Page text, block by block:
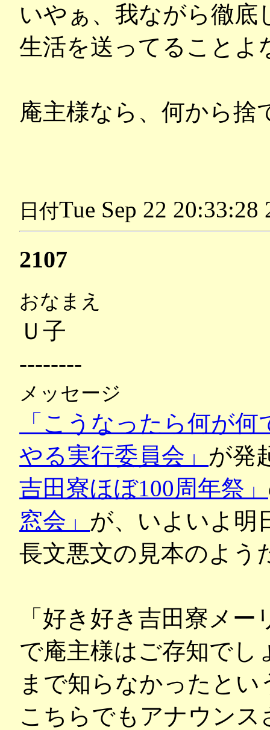
いやぁ、我ながら徹底
生活を送ってることよ
庵主様なら、何から
日付Tue Sep 22 20:33:28
2107
おなまえ
Ｕ子
--------
メッセージ
「こうなったら何が
やる実行委員会」 が発
吉田寮ほぼ100周年祭」
窓会」 が、いよいよ明
長文悪文の見本のよう
「好き好き吉田寮メ
で庵主様はご存知でし
まで知らなかったと
こちらでもアナウン